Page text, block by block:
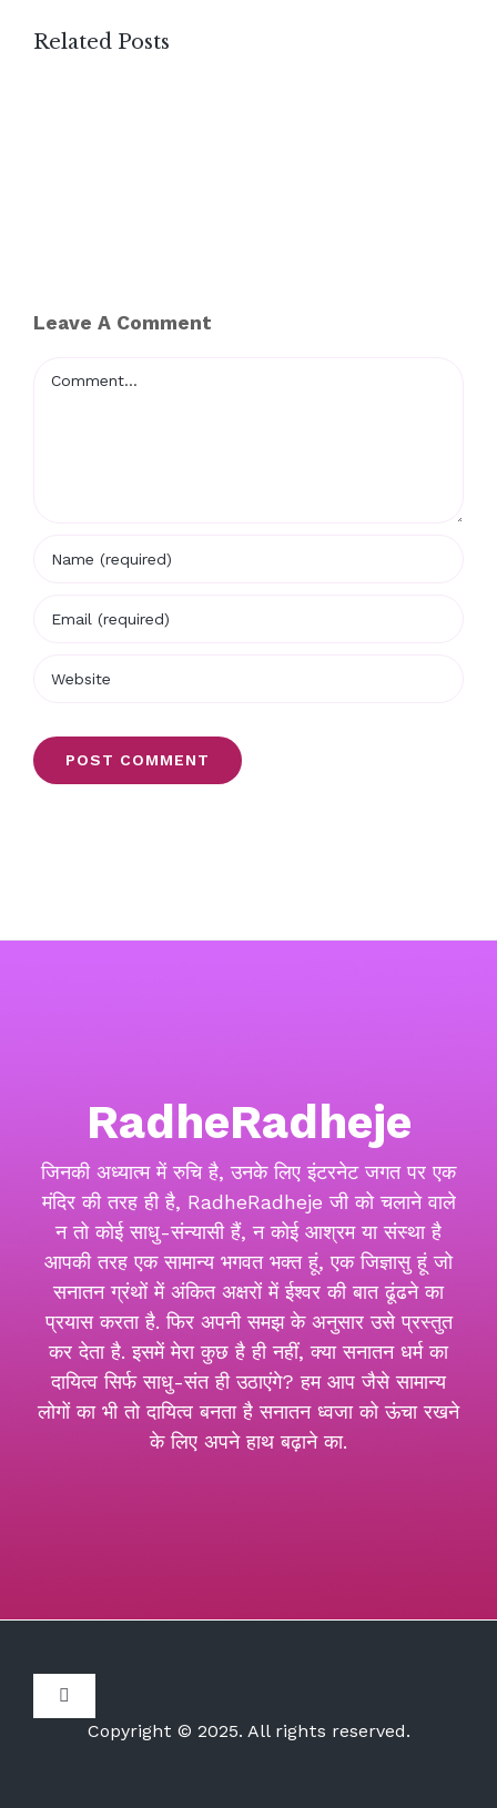
Related Posts
Leave A Comment
RadheRadheje
जिनकी अध्यात्म में रुचि है, उनके लिए इंटरनेट जगत पर एक
मंदिर की तरह ही है, RadheRadheje जी को चलाने वाले
न तो कोई साधु-संन्यासी हैं, न कोई आश्रम या संस्था है
आपकी तरह एक सामान्य भगवत भक्त हूं, एक जिज्ञासु हूं जो
सनातन ग्रंथों में अंकित अक्षरों में ईश्वर की बात ढूंढने का
प्रयास करता है. फिर अपनी समझ के अनुसार उसे प्रस्तुत
कर देता है. इसमें मेरा कुछ है ही नहीं, क्या सनातन धर्म का
दायित्व सिर्फ साधु-संत ही उठाएंगे? हम आप जैसे सामान्य
लोगों का भी तो दायित्व बनता है सनातन ध्वजा को ऊंचा रखने
के लिए अपने हाथ बढ़ाने का.
Toggle
Navigation
Copyright © 2025. All rights reserved.